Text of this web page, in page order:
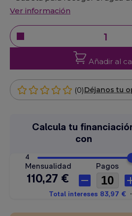
Ver información
Añadir al
(0)Déjanos tu